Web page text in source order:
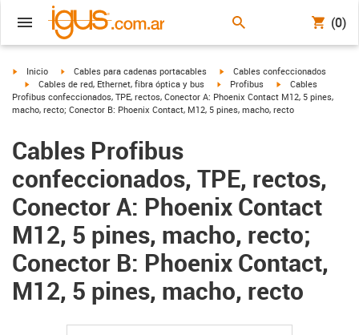
(0)
igus-icon-arrow-right
Inicio igus-icon-arrow-right
Cables para cadenas portacables igus-icon-arrow-right
Cables confeccionados
igus-icon-arrow-right
Cables de red, Ethernet, fibra óptica y bus igus-icon-arrow-right
Profibus igus-icon-arrow-
Cables
Profibus confeccionados, TPE, rectos, Conector A: Phoenix Contact M12, 5 pines,
macho, recto; Conector B: Phoenix Contact, M12, 5 pines, macho, recto
Cables Profibus
confeccionados, TPE, rectos,
Conector A: Phoenix Contact
M12, 5 pines, macho, recto;
Conector B: Phoenix Contact,
M12, 5 pines, macho, recto